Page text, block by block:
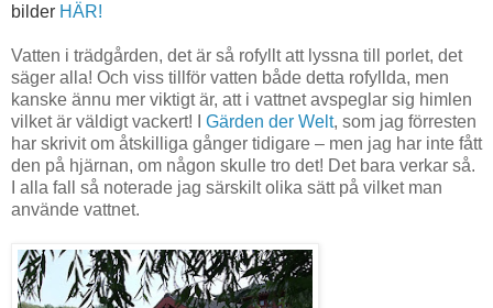
bilder HÄR!
Vatten i trädgården, det är så rofyllt att lyssna till porlet, det
säger alla! Och viss tillför vatten både detta rofyllda, men
kanske ännu mer viktigt är, att i vattnet avspeglar sig himlen
vilket är väldigt vackert! I Gärden der Welt, som jag förresten
har skrivit om åtskilliga gånger tidigare – men jag har inte fått
den på hjärnan, om någon skulle tro det! Det bara verkar så.
I alla fall så noterade jag särskilt olika sätt på vilket man
använde vattnet.